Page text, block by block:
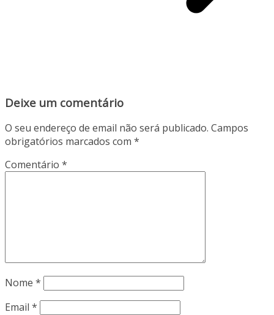
Deixe um comentário
O seu endereço de email não será publicado. Campos
obrigatórios marcados com *
Comentário *
Nome *
Email *